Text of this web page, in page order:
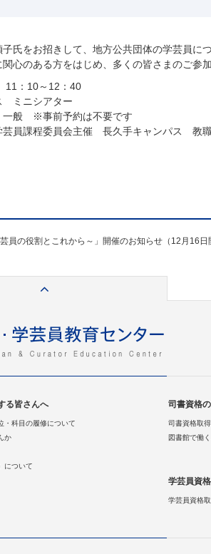
氏をお招きして、地方公共団体の学芸員に
心のある方をはじめ、多くの皆さまのご参
11：10～12：40
ミニシアター
一般 ※事前予約は不要です
芸員課程委員会主催 長久手キャンパス 教
員の役割とこれから～」開催のお知らせ（12月16日
る皆さんへ
・科目の履修について
か
について
司書資格
司書資格取
図書館で働
学芸員資
学芸員資格